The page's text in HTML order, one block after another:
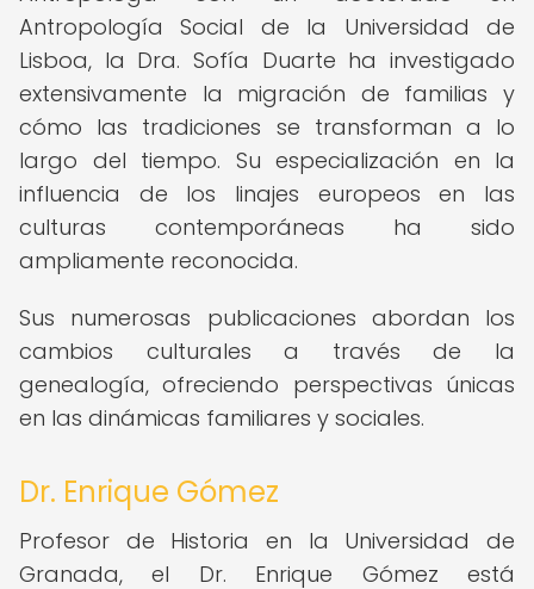
Antropología Social de la Universidad de
Lisboa, la Dra. Sofía Duarte ha investigado
extensivamente la migración de familias y
cómo las tradiciones se transforman a lo
largo del tiempo. Su especialización en la
influencia de los linajes europeos en las
culturas contemporáneas ha sido
ampliamente reconocida.
Sus numerosas publicaciones abordan los
cambios culturales a través de la
genealogía, ofreciendo perspectivas únicas
en las dinámicas familiares y sociales.
Dr. Enrique Gómez
Profesor de Historia en la Universidad de
Granada, el Dr. Enrique Gómez está